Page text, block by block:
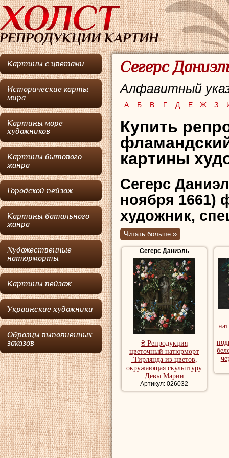
Картины с цветами
Исторические карты
мира
Картины море
художников
Картины бытового
жанра
Городской пейзаж
Картины батального
жанра
Художественные
натюрморты
Картины пейзаж
Украинские художники
Образцы выполненных
заказов
Сегерс
Алфавитный
А Б В Г Д Е Ж З
Купить
картины
Сегерс
ноября 1661)
художник,
на цветочных
Сегерс
жанр картины
картины были с
множество
Сегерсродился
матерью в
после смерти
кальвинизму.
Читать больше ››
Сегерс Даниэль
₴ Репродукция
цветочный натюрморт
"Гирлянда из цветов,
окружающая скульптуру
Девы Марии
Артикул: 026032